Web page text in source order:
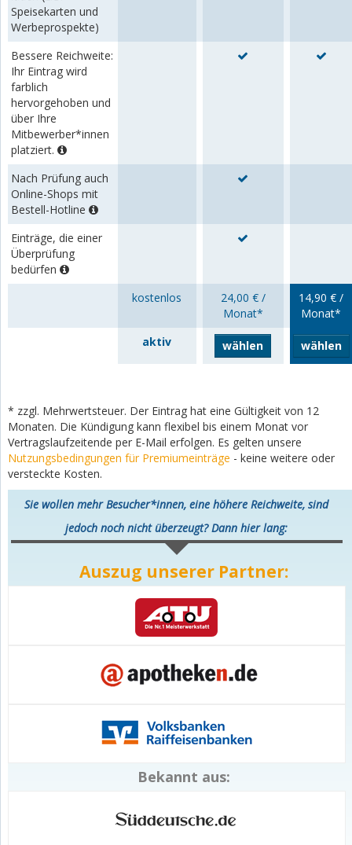
Speisekarten und
Werbeprospekte)
Bessere Reichweite:
Ihr Eintrag wird
farblich
hervorgehoben und
über Ihre
Mitbewerber*innen
platziert.
Nach Prüfung auch
Online-Shops mit
Bestell-Hotline
Einträge, die einer
Überprüfung
bedürfen
kostenlos
24,00 € /
Monat*
14,90 € /
Monat*
aktiv
wählen wählen
* zzgl. Mehrwertsteuer. Der Eintrag hat eine Gültigkeit von 12
Monaten. Die Kündigung kann flexibel bis einem Monat vor
Vertragslaufzeitende per E-Mail erfolgen. Es gelten unsere
Nutzungsbedingungen für Premiumeinträge - keine weitere oder
versteckte Kosten.
Sie wollen mehr Besucher*innen, eine höhere Reichweite, sind
jedoch noch nicht überzeugt? Dann hier lang:
Auszug unserer Partner:
Bekannt aus: